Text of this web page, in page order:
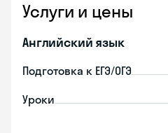
Услуги и цены
Английский язык
Подготовка к ЕГЭ/ОГЭ
Уроки